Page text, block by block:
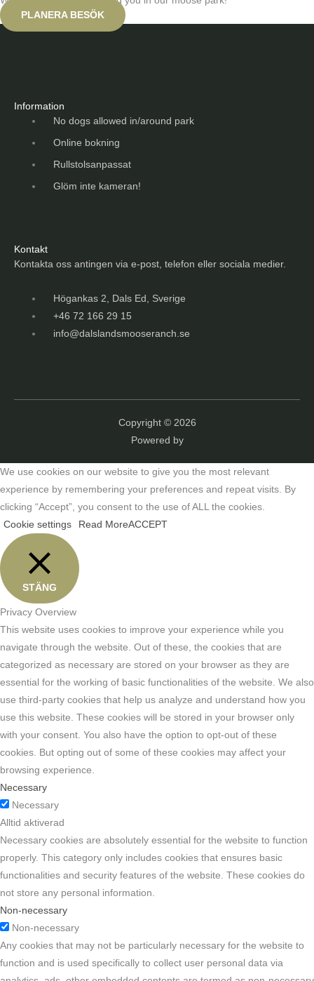
PLANERA BESÖK
Information
No dogs allowed in/around park
Online bokning
Rullstolsanpassat
Glöm inte kameran!
Kontakt
Kontakta oss antingen via e-post, telefon eller sociala medier.
Högankas 2, Dals Ed, Sverige
+46 72 166 29 15
info@dalslandsmooseranch.se
Copyright © 2026
Powered by
We use cookies on our website to give you the most relevant
experience by remembering your preferences and repeat visits. By
clicking “Accept”, you consent to the use of ALL the cookies.
Cookie settings
Read MoreACCEPT
STÄNG
Privacy Overview
This website uses cookies to improve your experience while you
navigate through the website. Out of these, the cookies that are
categorized as necessary are stored on your browser as they are
essential for the working of basic functionalities of the website. We also
use third-party cookies that help us analyze and understand how you
use this website. These cookies will be stored in your browser only
with your consent. You also have the option to opt-out of these
cookies. But opting out of some of these cookies may affect your
browsing experience.
Necessary
Necessary
Alltid aktiverad
Necessary cookies are absolutely essential for the website to function
properly. This category only includes cookies that ensures basic
functionalities and security features of the website. These cookies do
not store any personal information.
Non-necessary
Non-necessary
Any cookies that may not be particularly necessary for the website to
function and is used specifically to collect user personal data via